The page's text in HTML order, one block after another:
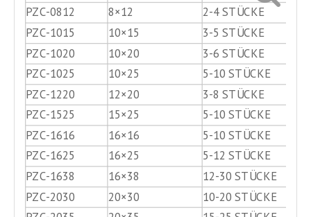
PZC-0812
8×12
2-4 STÜCKE
PZC-1015
10×15
3-5 STÜCKE
PZC-1020
10×20
3-6 STÜCKE
PZC-1025
10×25
5-10 STÜCKE
PZC-1220
12×20 3-8 STÜCKE
PZC-1525 15×25 5-10 STÜCKE
PZC-1616 16×16
5-10 STÜCKE
PZC-1625
16×25
5-12 STÜCKE
PZC-1638
16×38
12-30 STÜCKE
PZC-2030
20×30
10-20 STÜCKE